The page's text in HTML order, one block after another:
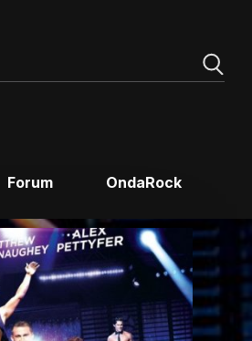
Forum OndaRock